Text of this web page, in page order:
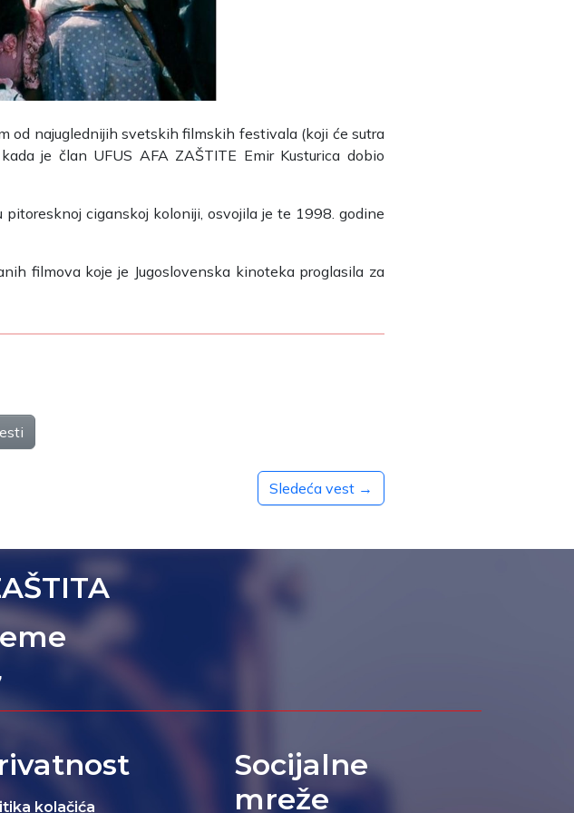
od najuglednijih svetskih filmskih festivala (koji će sutra
je član UFUS AFA ZAŠTITE Emir Kusturica dobio
ciganskoj koloniji, osvojila je te 1998. godine
filmova koje je Jugoslovenska kinoteka proglasila za
Sledeća vest →
kolačića
Socijalne
mreže